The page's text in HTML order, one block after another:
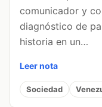
comunicador y
diagnóstico de
historia en un…
Leer nota
Sociedad